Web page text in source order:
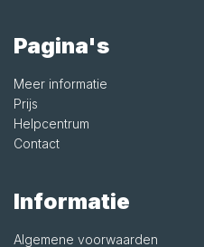
Pagina's
Meer informatie
Prijs
Helpcentrum
Contact
Informatie
Algemene voorwaarden